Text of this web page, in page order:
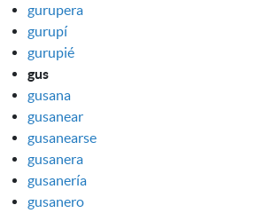
gurupera
gurupí
gurupié
gus
gusana
gusanear
gusanearse
gusanera
gusanería
gusanero